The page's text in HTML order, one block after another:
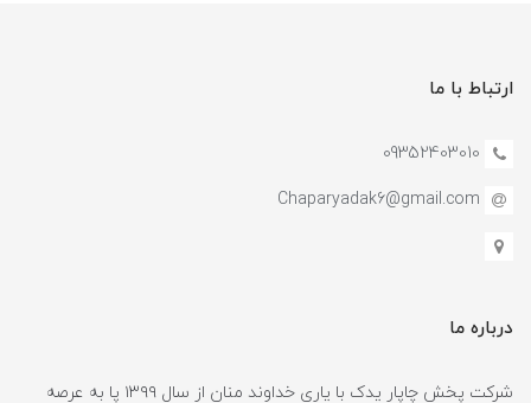
ارتباط با ما
09352403010
Chaparyadak6@gmail.com
درباره ما
شرکت پخش چاپار یدک با یاری خداوند منان از سال ۱۳۹۹ پا به عرصه